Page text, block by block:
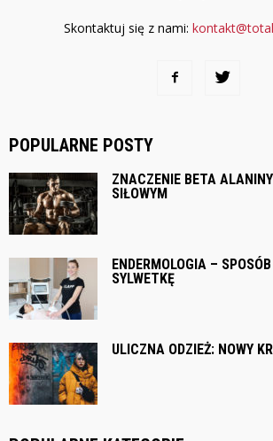
Skontaktuj się z nami:
POPULARNE POSTY
ZNACZENIE BETA
SIŁOWYM
ENDERMOLOGIA –
SYLWETKĘ
ULICZNA ODZIEŻ: NOWY